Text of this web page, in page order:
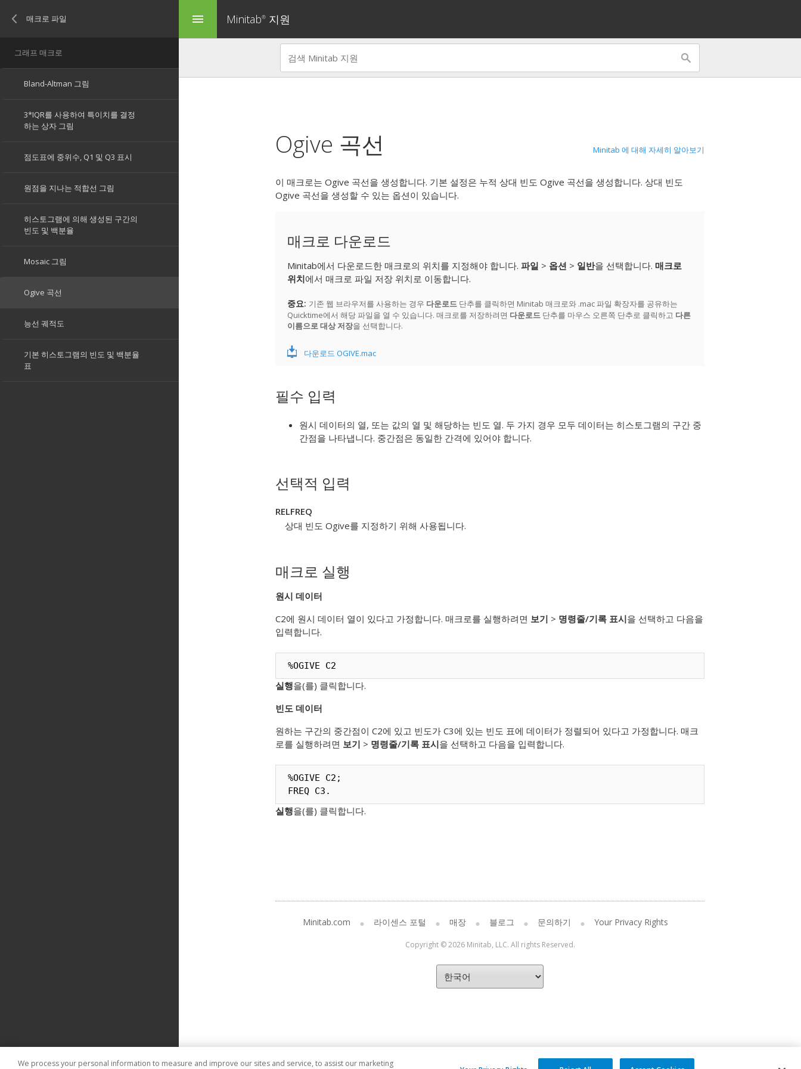
menu Minitab® 지원
Ogive 곡선 Minitab 에 대해 자세히 알아보기
이 매크로는 Ogive 곡선을 생성합니다. 기본 설정은 누적 상대 빈도 Ogive 곡선을 생성합니다. 상대 빈도
Ogive 곡선을 생성할 수 있는 옵션이 있습니다.
매크로 다운로드
Minitab에서 다운로드한 매크로의 위치를 지정해야 합니다. 파일 > 옵션 > 일반을 선택합니다. 매크로
위치에서 매크로 파일 저장 위치로 이동합니다.
중요 기존 웹 브라우저를 사용하는 경우 다운로드 단추를 클릭하면 Minitab 매크로와 .mac 파일 확장자를 공유하는
Quicktime에서 해당 파일을 열 수 있습니다. 매크로를 저장하려면 다운로드 단추를 마우스 오른쪽 단추로 클릭하고 다른
이름으로 대상 저장을 선택합니다.
다운로드 OGIVE.mac
필수 입력
원시 데이터의 열, 또는 값의 열 및 해당하는 빈도 열. 두 가지 경우 모두 데이터는 히스토그램의 구간 중
간점을 나타냅니다. 중간점은 동일한 간격에 있어야 합니다.
선택적 입력
RELFREQ
상대 빈도 Ogive를 지정하기 위해 사용됩니다.
매크로 실행
원시 데이터
C2에 원시 데이터 열이 있다고 가정합니다. 매크로를 실행하려면 보기 > 명령줄/기록 표시을 선택하고 다음을
입력합니다.
%OGIVE C2
실행을(를) 클릭합니다.
빈도 데이터
원하는 구간의 중간점이 C2에 있고 빈도가 C3에 있는 빈도 표에 데이터가 정렬되어 있다고 가정합니다. 매크
로를 실행하려면 보기 > 명령줄/기록 표시을 선택하고 다음을 입력합니다.
%OGIVE C2;
FREQ C3.
실행을(를) 클릭합니다.
Minitab.com 라이센스 포털 매장 블로그 문의하기 Your Privacy Rights
Copyright © 2026 Minitab, LLC. All rights Reserved.
We process your personal information to measure and improve our sites and service, to assist our marketing